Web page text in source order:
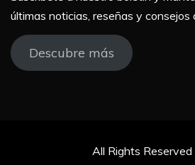
últimas noticias, reseñas y consejos
Descubre más
All Rights Reserved